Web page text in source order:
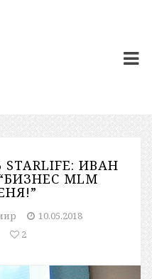
ИВАН
MLM
10.05.2018
2